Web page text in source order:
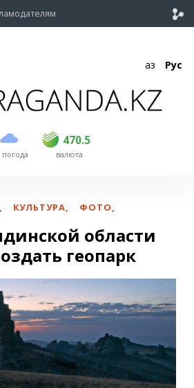
Қаз Рус
погода
470.5
USD 468 470.5
EUR валюта
, КУЛЬТУРА, ФОТО,
области
геопарк